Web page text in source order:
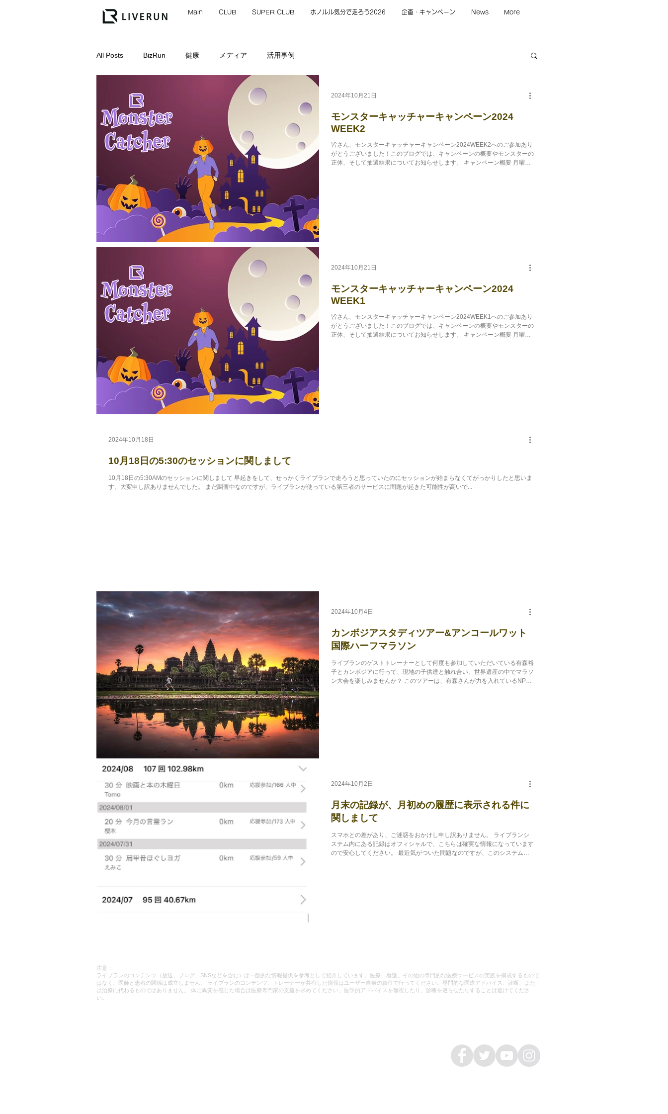
Main CLUB SUPER CLUB ホノルル気分で走ろう2026 企画・キャンペーン News More
All Posts BizRun 健康 メディア 活用事例
モンスターキャッチャーキャンペーン2024
WEEK2
皆さん、モンスターキャッチャーキャンペーン2024WEEK2へのご参加あり
がとうございました！このブログでは、キャンペーンの概要やモンスターの
正体、そして抽選結果についてお知らせします。 キャンペーン概要 月曜日
2024年10月21日
モンスターキャッチャーキャンペーン2024
WEEK1
皆さん、モンスターキャッチャーキャンペーン2024WEEK1へのご参加あり
がとうございました！このブログでは、キャンペーンの概要やモンスターの
正体、そして抽選結果についてお知らせします。 キャンペーン概要 月曜日
2024年10月21日
10月18日の5:30のセッションに関しまして
10月18日の5:30AMのセッションに関しまして 早起きをして、せっかくライブランで走ろうと思っていたのにセッションが始まらなくてがっかりしたと思いま
す。大変申し訳ありませんでした。 まだ調査中なのですが、ライブランが使っている第三者のサービスに問題が起きた可能性が高いで...
2024年10月18日
カンボジアスタディツアー&アンコールワット
国際ハーフマラソン
ライブランのゲストトレーナーとして何度も参加していただいている有森裕
子とカンボジアに行って、現地の子供達と触れ合い、世界遺産の中でマラソ
ン大会を楽しみませんか？ このツアーは、有森さんが力を入れているNPO
2024年10月4日
月末の記録が、月初めの履歴に表示される件に
関しまして
スマホとの差があり、ご迷惑をおかけし申し訳ありません。 ライブランシ
ステム内にある記録はオフィシャルで、こちらは確実な情報になっています
ので安心してください。 最近気がついた問題なのですが、このシステムに
2024年10月2日
注意：
ライブランのコンテンツ（放送、ブログ、SNSなどを含む）は一般的な情報提供を参考として紹介しています。医療、看護、その他の専門的な医療サービスの実践を構成するもので
はなく、医師と患者の関係は成立しません。 ライブランのコンテンツ、トレーナーが共有した情報はユーザー自身の責任で行ってください。専門的な医療アドバイス、診断、また
は治療に代わるものではありません。 体に異変を感じた場合は医療専門家の支援を求めてください。医学的アドバイスを無視したり、診断を遅らせたりすることは避けてくださ
い。